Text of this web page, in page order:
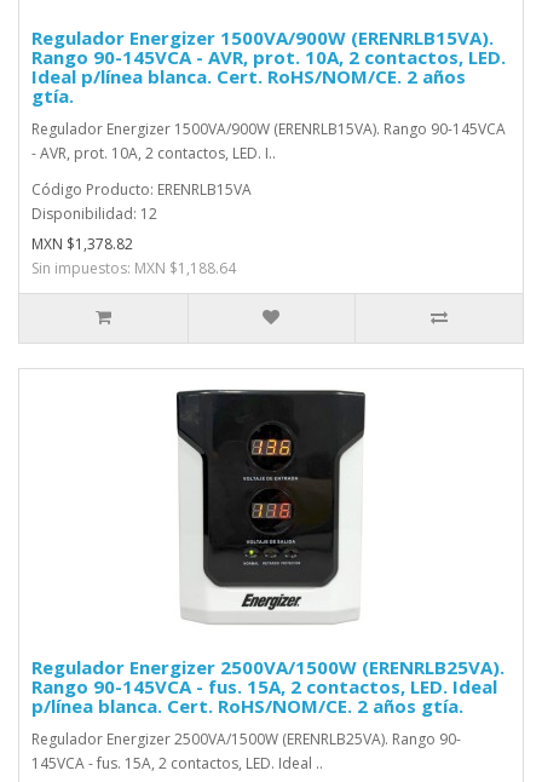
Regulador Energizer 1500VA/900W (ERENRLB15VA).
Rango 90-145VCA - AVR, prot. 10A, 2 contactos, LED.
Ideal p/línea blanca. Cert. RoHS/NOM/CE. 2 años
gtía.
Regulador Energizer 1500VA/900W (ERENRLB15VA). Rango 90-145VCA
- AVR, prot. 10A, 2 contactos, LED. I..
Código Producto: ERENRLB15VA
Disponibilidad: 12
MXN $1,378.82
Sin impuestos: MXN $1,188.64
Regulador Energizer 2500VA/1500W (ERENRLB25VA).
Rango 90-145VCA - fus. 15A, 2 contactos, LED. Ideal
p/línea blanca. Cert. RoHS/NOM/CE. 2 años gtía.
Regulador Energizer 2500VA/1500W (ERENRLB25VA). Rango 90-
145VCA - fus. 15A, 2 contactos, LED. Ideal ..